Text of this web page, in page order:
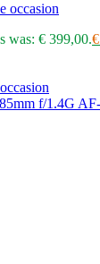
occasion
was: € 399,00.€